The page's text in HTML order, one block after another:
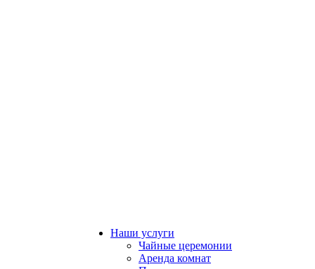
Наши услуги
Чайные церемонии
Аренда комнат